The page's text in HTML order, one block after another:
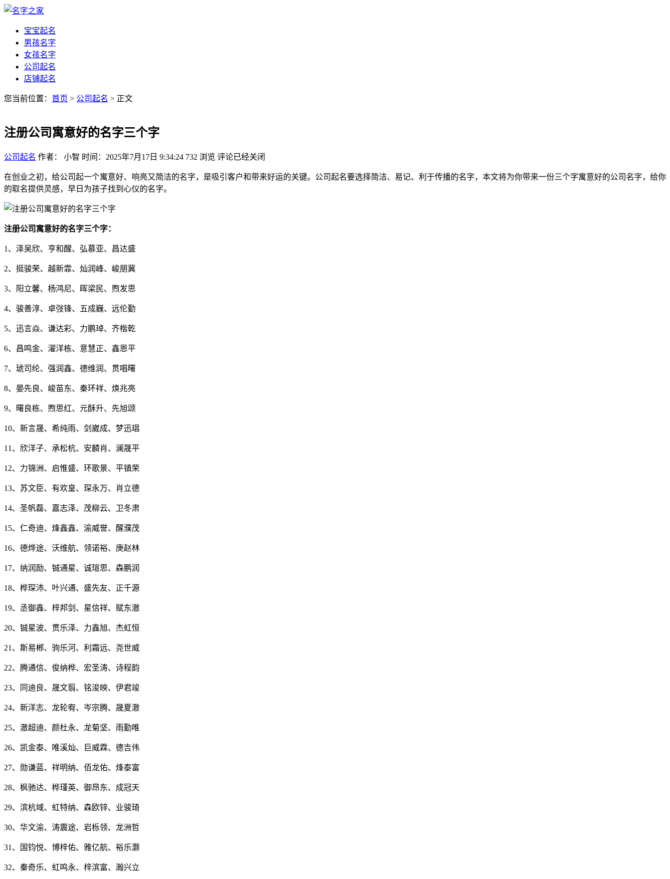
宝宝起名
男孩名字
女孩名字
公司起名
店铺起名
您当前位置： 首页 > 公司起名 > 正文
注册公司寓意好的名字三个字
公司起名 作者： 小智 时间：2025年7月17日 9:34:24 732 浏览 评论已经关闭
在创业之初，给公司起一个寓意好、响亮又简洁的名字，是吸引客户和带来好运的关键。公司起名要选择简洁、易记、利于传播的名字，本文将为你带来一份三个字寓意好的公司名字，给你
的取名提供灵感，早日为孩子找到心仪的名字。
注册公司寓意好的名字三个字：
1、泽吴欣、亨和醒、弘慕亚、昌达盛
2、挺骏荣、越新霏、灿润峰、峻朋冀
3、阳立馨、杨鸿尼、晖梁民、煦发思
4、骏善淳、卓弢锋、五成巍、远伦勤
5、迅言焱、谦达彩、力鹏琸、齐楷乾
6、昌鸣金、濯洋栋、意慧正、鑫恩平
7、琥司纶、强润鑫、德维润、贯唱曙
8、晏先良、峻苗东、秦环祥、焕兆亮
9、曙良栋、煦思红、元酥升、先旭颂
10、新言晟、希纯雨、剑崴成、梦迅琩
11、欣洋子、承松杭、安麟肖、澜晟平
12、力锦洲、启惟盛、环歌景、平镇荣
13、苏文臣、有欢皇、琛永万、肖立德
14、圣帆磊、嘉志泽、茂柳云、卫冬肃
15、仁奇迪、烽鑫鑫、渝威誉、醒濮茂
16、德烨途、沃维航、领诺裕、庚赵林
17、纳润励、铖通星、诚瑄思、森鹏润
18、桦琛沛、叶兴通、盛先友、正千源
19、丞御鑫、梓邦剑、星信祥、赋东澈
20、铖星波、贯乐泽、力鑫旭、杰虹恒
21、斯易郴、驹乐河、利霜远、尧世威
22、腾通信、俊纳桦、宏圣涛、诗程韵
23、同迪良、晟文翦、铭浚映、伊君竣
24、新洋志、龙轮宥、岑宗腾、晟夏澈
25、澈超迪、颜杜永、龙菊坚、雨勤唯
26、凯金泰、唯溪灿、巨威霖、德吉伟
27、勋谦蓝、祥明纳、佰龙佑、烽泰富
28、枫驰达、桦瑾英、御昂东、成冠天
29、滨杭域、虹特纳、森欧锌、业骏琦
30、华文渝、涛震途、岩栎领、龙洲哲
31、国钧悦、博梓佑、雅亿航、裕乐灏
32、秦奇乐、虹鸣永、梓滨富、瀚兴立